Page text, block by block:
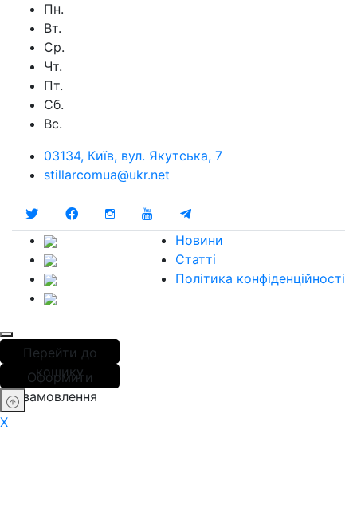
Пн.
Вт.
Ср.
Чт.
Пт.
Сб.
Вс.
03134, Київ, вул. Якутська, 7
stillarcomua@ukr.net
Новини
Статті
Політика конфіденційності
Перейти до
кошику
Оформити
замовлення
X